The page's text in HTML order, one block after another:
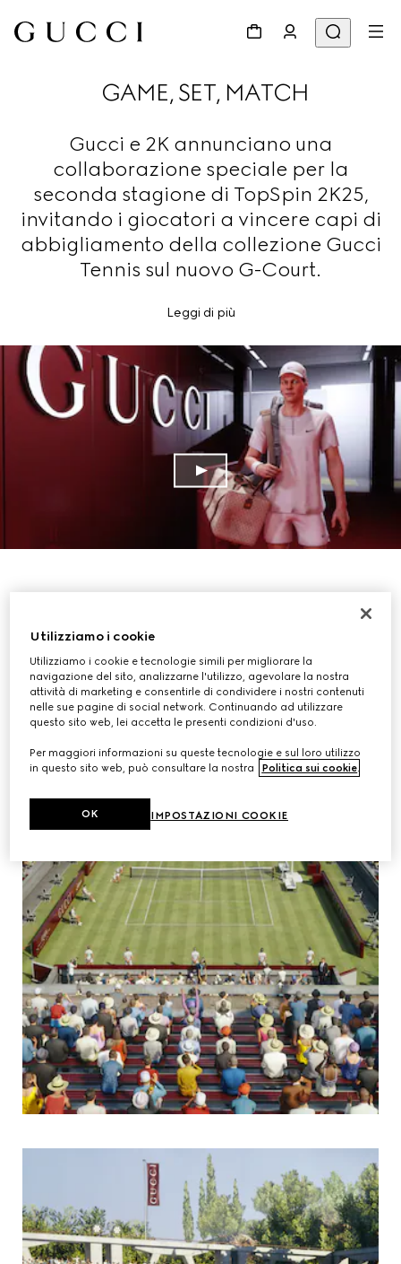
GAME, SET, MATCH
Gucci e 2K annunciano una
collaborazione speciale per la
seconda stagione di TopSpin 2K25,
invitando i giocatori a vincere capi di
abbigliamento della collezione Gucci
Tennis sul nuovo G-Court.
Leggi di più
Utilizziamo i cookie
Utilizziamo i cookie e tecnologie simili per migliorare la
navigazione del sito, analizzarne l'utilizzo, agevolare la nostra
attività di marketing e consentirle di condividere i nostri contenuti
nelle sue pagine di social network. Continuando ad utilizzare
questo sito web, lei accetta le presenti condizioni d'uso.
Per maggiori informazioni su queste tecnologie e sul loro utilizzo
in questo sito web, può consultare la nostra
Politica sui cookie
IMPOSTAZIONI COOKIE
OK